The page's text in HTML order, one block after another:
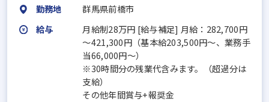
勤務地
群馬県前橋市
給与
月給制28万円 [給与補足] 月給：282,700円
～421,300円（基本給203,500円～、業務手
当66,000円～）
※30時間分の残業代含みます。（超過分は
支給）
その他年間賞与+報奨金